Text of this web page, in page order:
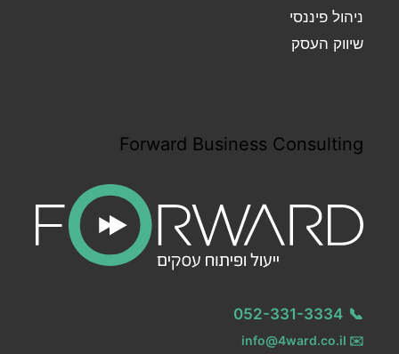
ניהול פיננסי
שיווק העסק
Forward Business Consulting
📞
052-331-3334
✉️
info@4ward.co.il